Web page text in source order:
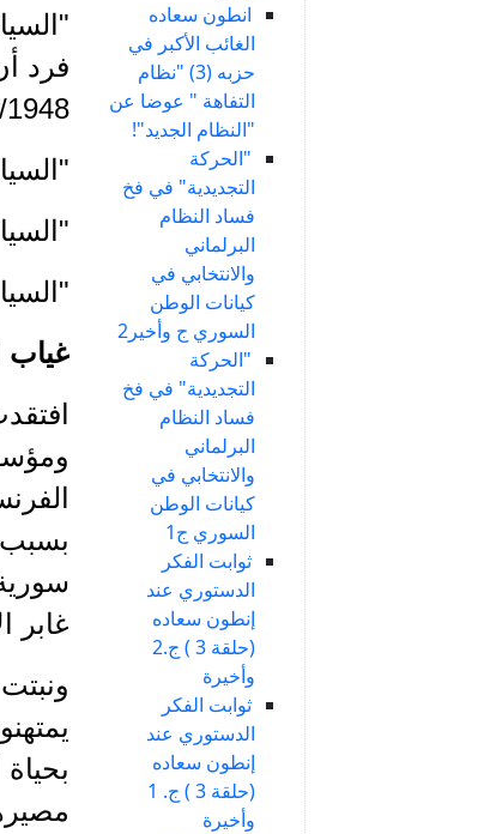
انطون سعاده
الغائب الأكبر في
حزبه (3) "نظام
التفاهة " عوضا عن
"النظام الجديد"!
"الحركة
التجديدية" في فخ
فساد النظام
البرلماني
والانتخابي في
كيانات الوطن
السوري ج وأخير2
"الحركة
التجديدية" في فخ
فساد النظام
البرلماني
والانتخابي في
كيانات الوطن
السوري ج1
ثوابت الفكر
الدستوري عند
إنطون سعاده
(حلقة 3 ) ج.2
وأخيرة
ثوابت الفكر
الدستوري عند
إنطون سعاده
(حلقة 3 ) ج. 1
وأخيرة
فرد
غابر